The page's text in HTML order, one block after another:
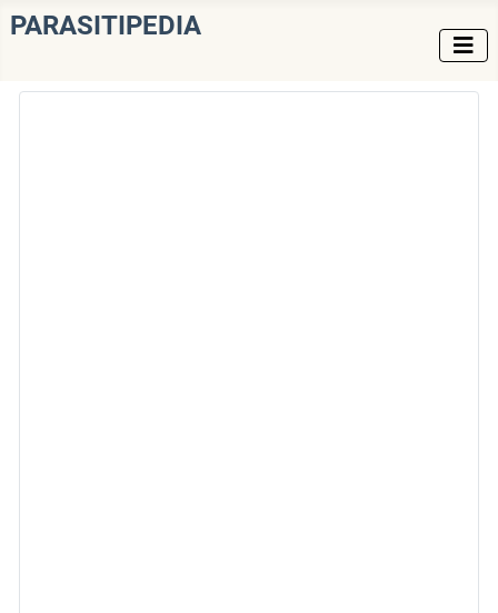
PARASITIPEDIA